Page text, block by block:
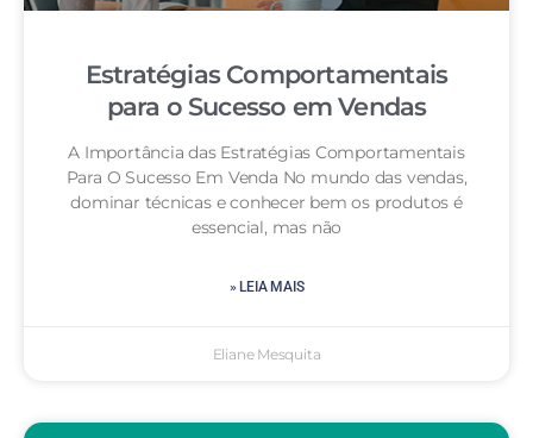
Estratégias Comportamentais
para o Sucesso em Vendas
A Importância das Estratégias Comportamentais
Para O Sucesso Em Venda No mundo das vendas,
dominar técnicas e conhecer bem os produtos é
essencial, mas não
» LEIA MAIS
Eliane Mesquita